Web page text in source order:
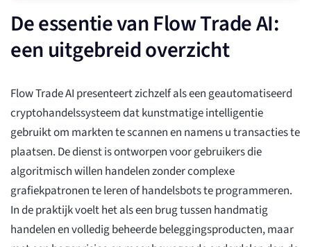
De essentie van Flow Trade AI:
een uitgebreid overzicht
Flow Trade AI presenteert zichzelf als een geautomatiseerd
cryptohandelssysteem dat kunstmatige intelligentie
gebruikt om markten te scannen en namens u transacties te
plaatsen. De dienst is ontworpen voor gebruikers die
algoritmisch willen handelen zonder complexe
grafiekpatronen te leren of handelsbots te programmeren.
In de praktijk voelt het als een brug tussen handmatig
handelen en volledig beheerde beleggingsproducten, maar